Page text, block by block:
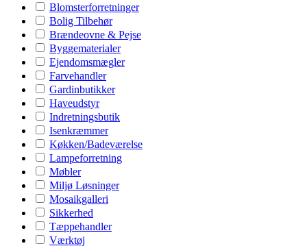
Blomsterforretninger
Bolig Tilbehør
Brændeovne & Pejse
Byggematerialer
Ejendomsmægler
Farvehandler
Gardinbutikker
Haveudstyr
Indretningsbutik
Isenkræmmer
Køkken/Badeværelse
Lampeforretning
Møbler
Miljø Løsninger
Mosaikgalleri
Sikkerhed
Tæppehandler
Værktøj